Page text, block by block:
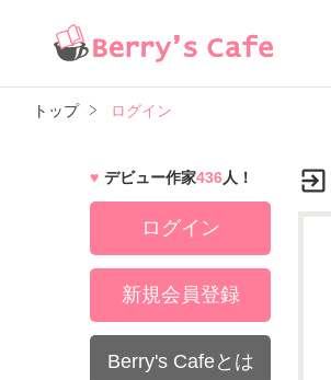
トップ ログイン
デビュー作家436人！
ログイン
新規会員登録
Berry's Cafeとは